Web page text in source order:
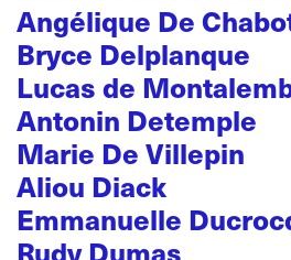
Angélique De
Bryce Delplanque
Lucas de
Antonin Detemple
Marie De Villepin
Aliou Diack
Emmanuelle
Rudy Dumas